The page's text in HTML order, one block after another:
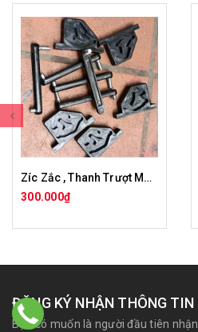
Zíc Zắc , Thanh Trượt Máy Ra Vào Lốp
300.000₫
ĐĂNG KÝ NHẬN THÔNG TIN
Bạn có muốn là người đầu tiên